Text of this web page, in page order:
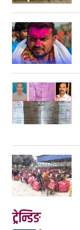
ट्रेन्डिङ